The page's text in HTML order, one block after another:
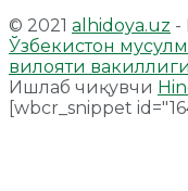
© 2021 alhidoya.uz -
Ўзбекистон
вилояти вакиллиги
Ишлаб чиқувчи
[wbcr_snippet